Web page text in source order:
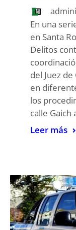
En una
en Santa
Delitos
del Juez
en
los
calle
Leer más